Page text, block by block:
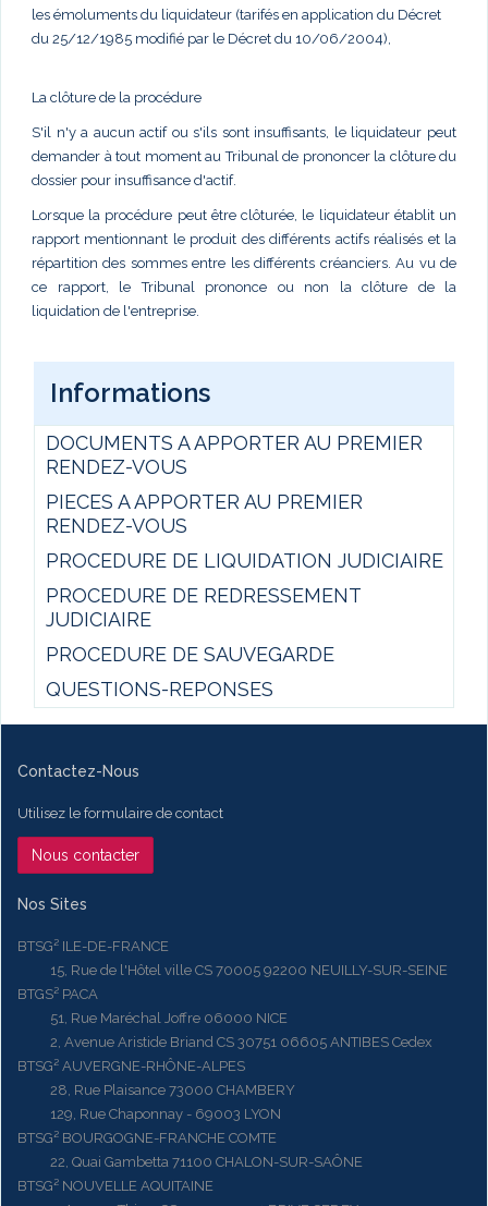
les émoluments du liquidateur (tarifés en application du Décret
du 25/12/1985 modifié par le Décret du 10/06/2004),
La clôture de la procédure
S'il n'y a aucun actif ou s'ils sont insuffisants, le liquidateur peut
demander à tout moment au Tribunal de prononcer la clôture du
dossier pour insuffisance d'actif.
Lorsque la procédure peut être clôturée, le liquidateur établit un
rapport mentionnant le produit des différents actifs réalisés et la
répartition des sommes entre les différents créanciers. Au vu de
ce rapport, le Tribunal prononce ou non la clôture de la
liquidation de l'entreprise.
Informations
DOCUMENTS A APPORTER AU PREMIER
RENDEZ-VOUS
PIECES A APPORTER AU PREMIER
RENDEZ-VOUS
PROCEDURE DE LIQUIDATION JUDICIAIRE
PROCEDURE DE REDRESSEMENT
JUDICIAIRE
PROCEDURE DE SAUVEGARDE
QUESTIONS-REPONSES
Contactez-Nous
Utilisez le formulaire de contact
Nous contacter
Nos Sites
BTSG² ILE-DE-FRANCE
15, Rue de l'Hôtel ville CS 70005 92200 NEUILLY-SUR-SEINE
BTGS² PACA
51, Rue Maréchal Joffre 06000 NICE
2, Avenue Aristide Briand CS 30751 06605 ANTIBES Cedex
BTSG² AUVERGNE-RHÔNE-ALPES
28, Rue Plaisance 73000 CHAMBERY
129, Rue Chaponnay - 69003 LYON
BTSG² BOURGOGNE-FRANCHE COMTE
22, Quai Gambetta 71100 CHALON-SUR-SAÔNE
BTSG² NOUVELLE AQUITAINE